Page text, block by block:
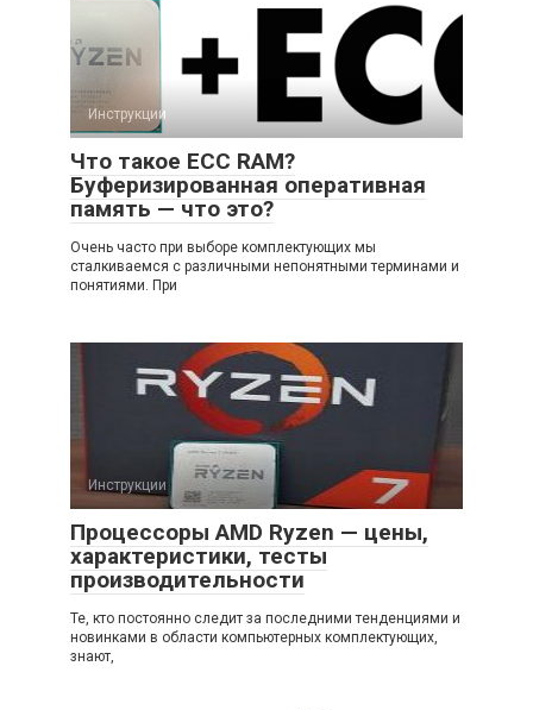
Инструкции
Что такое ECC RAM?
Буферизированная оперативная
память — что это?
Очень часто при выборе комплектующих мы
сталкиваемся с различными непонятными терминами и
понятиями. При
Инструкции
Процессоры AMD Ryzen — цены,
характеристики, тесты
производительности
Те, кто постоянно следит за последними тенденциями и
новинками в области компьютерных комплектующих,
знают,